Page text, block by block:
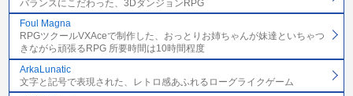
バランスにこだわった、3DダンジョンRPG
Foul Magna
RPGツクールVXAceで制作した、おっとりお姉ちゃんが妹達といちゃつ
きながら頑張るRPG 所要時間は10時間程度
ArkaLunatic
文字と記号で表現された、レトロ感あふれるローグライクゲーム